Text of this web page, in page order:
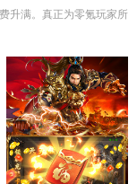
升满。真正为零氪玩家所